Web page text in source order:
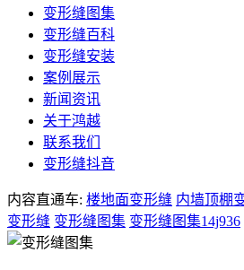
变形缝图集
变形缝百科
变形缝安装
案例展示
新闻资讯
关于鸿越
联系我们
变形缝抖音
内容直通车: 楼地面变形缝 内墙顶棚
变形缝 变形缝图集 变形缝图集14j936